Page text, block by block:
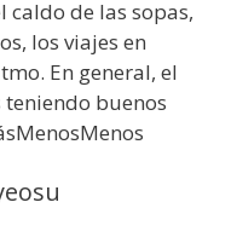
caldo de las sopas,
los viajes en
En general, el
teniendo buenos